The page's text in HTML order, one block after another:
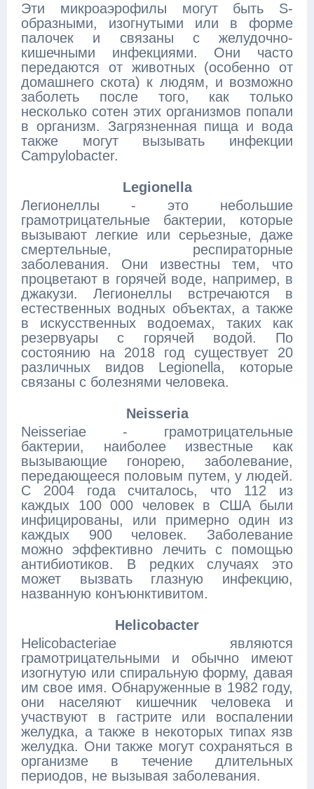
Эти микроаэрофилы могут быть S-
образными, изогнутыми или в форме
палочек и связаны с желудочно-
кишечными инфекциями. Они часто
передаются от животных (особенно от
домашнего скота) к людям, и возможно
заболеть после того, как только
несколько сотен этих организмов попали
в организм. Загрязненная пища и вода
также могут вызывать инфекции
Campylobacter.
Legionella
Легионеллы - это небольшие
грамотрицательные бактерии, которые
вызывают легкие или серьезные, даже
смертельные, респираторные
заболевания. Они известны тем, что
процветают в горячей воде, например, в
джакузи. Легионеллы встречаются в
естественных водных объектах, а также
в искусственных водоемах, таких как
резервуары с горячей водой. По
состоянию на 2018 год существует 20
различных видов Legionella, которые
связаны с болезнями человека.
Neisseria
Neisseriae - грамотрицательные
бактерии, наиболее известные как
вызывающие гонорею, заболевание,
передающееся половым путем, у людей.
С 2004 года считалось, что 112 из
каждых 100 000 человек в США были
инфицированы, или примерно один из
каждых 900 человек. Заболевание
можно эффективно лечить с помощью
антибиотиков. В редких случаях это
может вызвать глазную инфекцию,
названную конъюнктивитом.
Helicobacter
Helicobacteriae являются
грамотрицательными и обычно имеют
изогнутую или спиральную форму, давая
им свое имя. Обнаруженные в 1982 году,
они населяют кишечник человека и
участвуют в гастрите или воспалении
желудка, а также в некоторых типах язв
желудка. Они также могут сохраняться в
организме в течение длительных
периодов, не вызывая заболевания.